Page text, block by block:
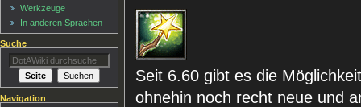
Seit 6.60 gibt es die
ohnehin noch recht neue und
Werkzeuge
In anderen Sprachen
Suche
Navigation